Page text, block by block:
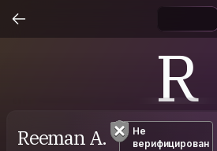
R
Reeman A.
Не
верифицирован